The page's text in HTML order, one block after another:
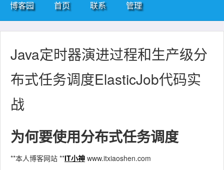
www.itxiaoshen.com
博客园 首页 联系 管理
Java定时器演进过程和生产级分
布式任务调度ElasticJob代码实
战
为何要使用分布式任务调度
**本人博客网站 **IT小神 www.itxiaoshen.com